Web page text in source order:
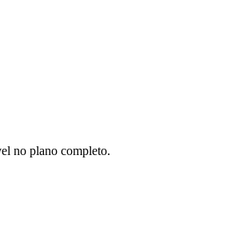
no plano completo.